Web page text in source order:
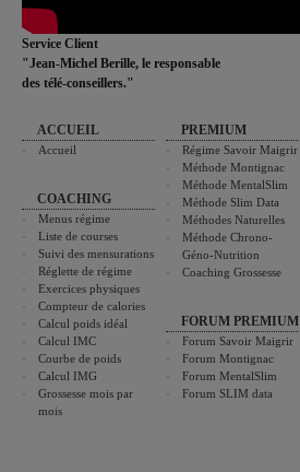
Service Client
"Jean-Michel Berille, le responsable
des télé-conseillers."
ACCUEIL
Accueil
COACHING
Menus régime
Liste de courses
Suivi des mensurations
Réglette de régime
Exercices physiques
Compteur de calories
Calcul poids idéal
Calcul IMC
Courbe de poids
Calcul IMG
Grossesse mois par
mois
PREMIUM
Régime Savoir Maigrir
Méthode Montignac
Méthode MentalSlim
Méthode Slim Data
Méthodes Naturelles
Méthode Chrono-
Géno-Nutrition
Coaching Grossesse
FORUM PREMIUM
Forum Savoir Maigrir
Forum Montignac
Forum MentalSlim
Forum SLIM data